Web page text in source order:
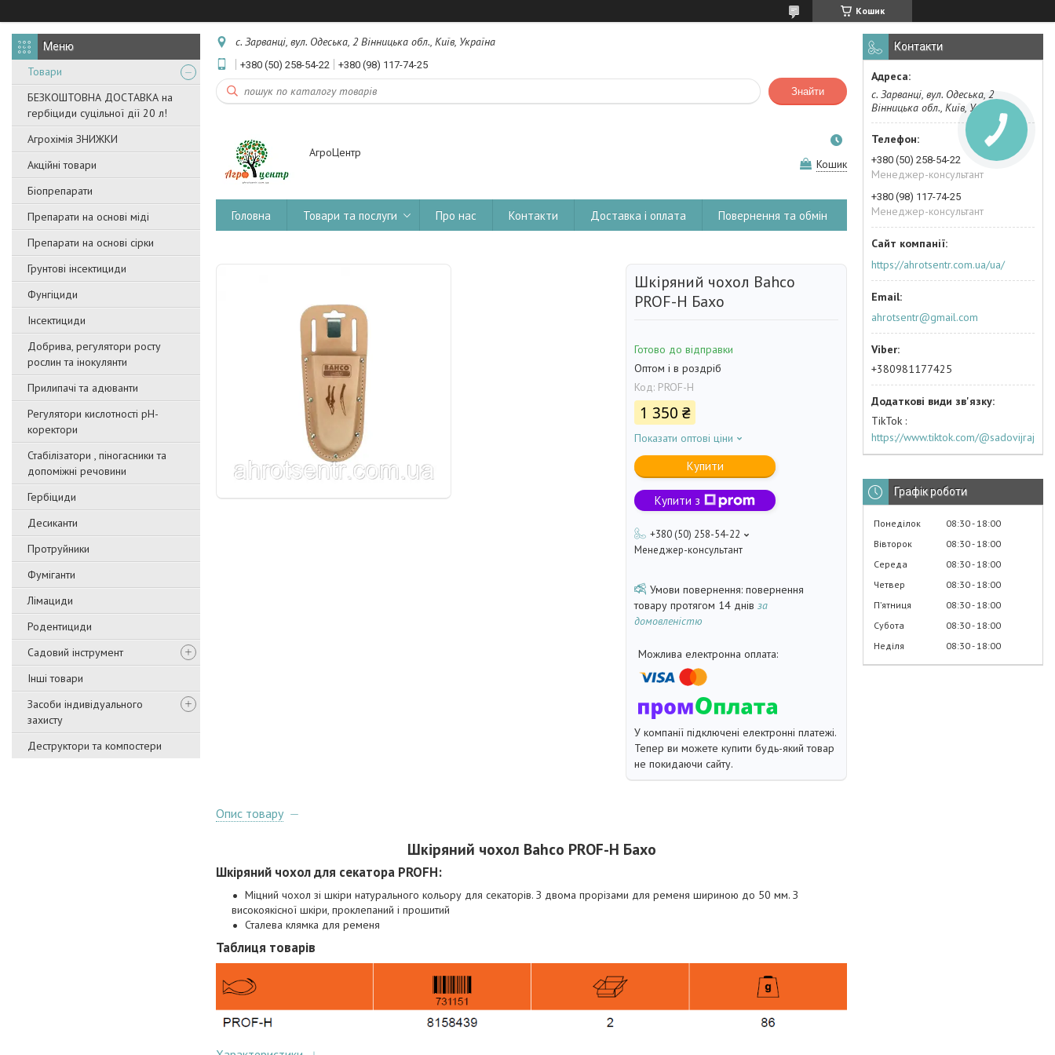
Кошик
Товари
БЕЗКОШТОВНА ДОСТАВКА на
гербіциди суцільної дії 20 л!
Агрохімія ЗНИЖКИ
Акційні товари
Біопрепарати
Препарати на основі міді
Препарати на основі сірки
Грунтові інсектициди
Фунгіциди
Інсектициди
Добрива, регулятори росту
рослин та інокулянти
Прилипачі та адюванти
Регулятори кислотності pН-
коректори
Стабілізатори , піногасники та
допоміжні речовини
Гербіциди
Десиканти
Протруйники
Фуміганти
Лімациди
Родентициди
Садовий інструмент
Інші товари
Засоби індивідуального
захисту
Деструктори та компостери
с. Зарванці, вул. Одеська, 2 Вінницька обл., Київ, Україна
+380 (50) 258-54-22 +380 (98) 117-74-25
Знайти
АгроЦентр
Кошик
Головна Товари та послуги Про нас Контакти Доставка і оплата Повернення та обмін
Шкіряний чохол Bahco
PROF-H Бахо
Готово до відправки
Оптом і в роздріб
Код: PROF-H
1 350 ₴
Показати оптові ціни
Купити
Купити з
+380 (50) 258-54-22
Менеджер-консультант
повернення
товару протягом 14 днів за
домовленістю
У компанії підключені електронні платежі.
Тепер ви можете купити будь-який товар
не покидаючи сайту.
Опис товару
Шкіряний чохол Bahco PROF-H Бахо
Шкіряний чохол для секатора PROFH:
Міцний чохол зі шкіри натурального кольору для секаторів. З двома прорізами для ременя шириною до 50 мм. З
високоякісної шкіри, проклепаний і прошитий
Сталева клямка для ременя
Таблиця товарів
Контакти
с. Зарванці, вул. Одеська, 2
Вінницька обл., Київ, Україна
+380 (50) 258-54-22
Менеджер-консультант
+380 (98) 117-74-25
Менеджер-консультант
https://ahrotsentr.com.ua/ua/
ahrotsentr@gmail.com
+380981177425
TikTok
https://www.tiktok.com/@sadovijraj
Графік роботи
Понеділок 08:30 18:00
Вівторок
08:30 18:00
Середа
08:30 18:00
Четвер
08:30 18:00
Пʼятниця
08:30 18:00
Субота
08:30 18:00
Неділя
08:30 18:00
КНОПКА
ЗВ'ЯЗКУ